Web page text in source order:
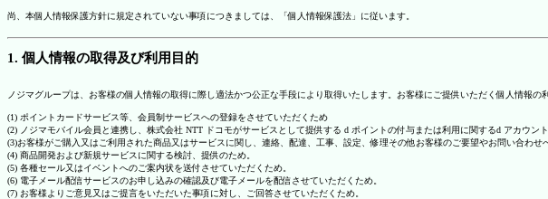
尚、本個人情報保護方針に規定されていない事項につきましては、「個人情報保護法」に従います。
1. 個人情報の取得及び利用目的
ノジマグループは、お客様の個人情報の取得に際し適法かつ公正な手段により取得いたします。お客様にご提供いただく個人情報
(1) ポイントカードサービス等、会員制サービスへの登録をさせていただくため
(2) ノジマモバイル会員と連携し、株式会社 NTT ドコモがサービスとして提供する d ポイントの付与または利用に関するd アカウン
(3)お客様がご購入又はご利用された商品又はサービスに関し、連絡、配達、工事、設定、修理その他お客様のご要望やお問い合わせ
(4) 商品開発および新規サービスに関する検討、提供のため。
(5) 各種セール又はイベントへのご案内状を送付させていただくため。
(6) 電子メール配信サービスのお申し込みの確認及び電子メールを配信させていただくため。
(7) お客様よりご意見又はご提言をいただいた事項に対し、ご回答させていただくため。